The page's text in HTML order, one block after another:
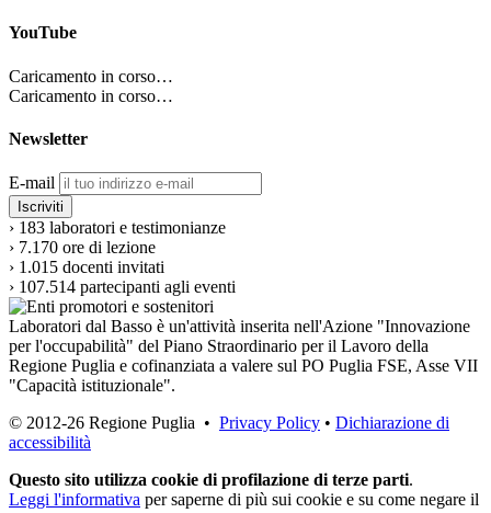
YouTube
Caricamento in corso…
Caricamento in corso…
Newsletter
E-mail
› 183 laboratori e testimonianze
› 7.170 ore di lezione
› 1.015 docenti invitati
› 107.514 partecipanti agli eventi
Laboratori dal Basso è un'attività inserita nell'Azione "Innovazione
per l'occupabilità" del Piano Straordinario per il Lavoro della
Regione Puglia e cofinanziata a valere sul PO Puglia FSE, Asse VII
"Capacità istituzionale".
© 2012-26 Regione Puglia • Privacy Policy • Dichiarazione di
accessibilità
Questo sito utilizza cookie di profilazione di terze parti.
Leggi l'informativa per saperne di più sui cookie e su come negare il